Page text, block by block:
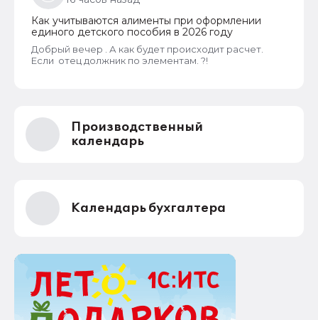
Как учитываются алименты при оформлении
единого детского пособия в 2026 году
Добрый вечер . А как будет происходит расчет.
Если отец должник по элементам. ?!
Производственный
календарь
Календарь бухгалтера